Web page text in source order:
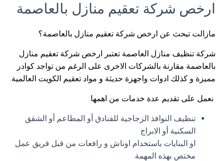
ارخص شركة تعقيم منازل بالعاصمة
مازالت تبحث عن ارخص شركة تعقيم منازل بالعاصمة؟
شركة تنظيف منازل العاصمة تعتبر ارخص شركة تعقيم منازل
بالعاصمة مقارنة بالشركات الاخرى على الرغم من تواجد كوادر
مميزة و كذلك ادوات واجهزة حديثة و مواد تعقيم الكويت العالمية.
نعمل على تقديم عدة خدمات من اهمها:
تنظيف النوافذ الزجاجية للفنادق أو المطاعم أو الشقق
السكنية أو الابراج
او البنايات باستخدام اوناش و رافعات من قبل فريق عمل
مختص بهذه المهمة.